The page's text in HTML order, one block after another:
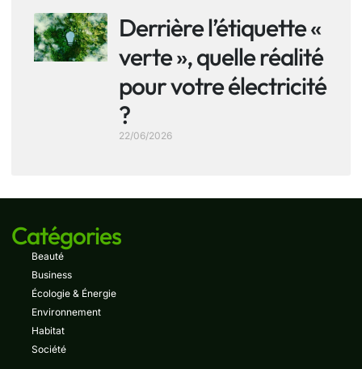
Derrière l’étiquette «
verte », quelle réalité
pour votre électricité
?
22/06/2026
Catégories
Beauté
Business
Écologie & Énergie
Environnement
Habitat
Société